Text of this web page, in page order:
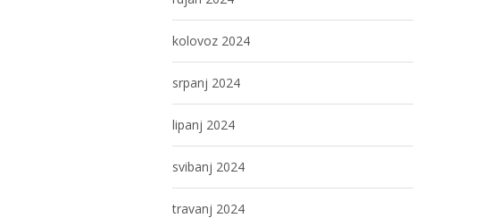
kolovoz 2024
srpanj 2024
lipanj 2024
svibanj 2024
travanj 2024